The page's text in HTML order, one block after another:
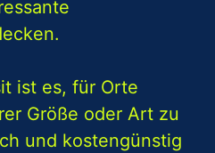
ist es, für Orte
Größe oder Art zu
und kostengünstig